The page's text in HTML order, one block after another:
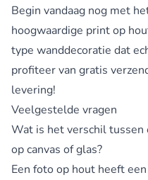
Begin vandaag nog met
hoogwaardige print op
type wanddecoratie dat
profiteer van gratis
levering!
Veelgestelde vragen
Wat is het verschil
op canvas of glas?
Een foto op hout heeft